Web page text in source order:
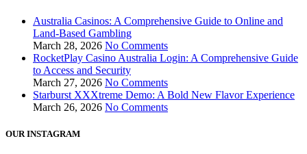
Australia Casinos: A Comprehensive Guide to Online and
Land-Based Gambling
March 28, 2026 No Comments
RocketPlay Casino Australia Login: A Comprehensive Guide
to Access and Security
March 27, 2026 No Comments
Starburst XXXtreme Demo: A Bold New Flavor Experience
March 26, 2026 No Comments
OUR INSTAGRAM